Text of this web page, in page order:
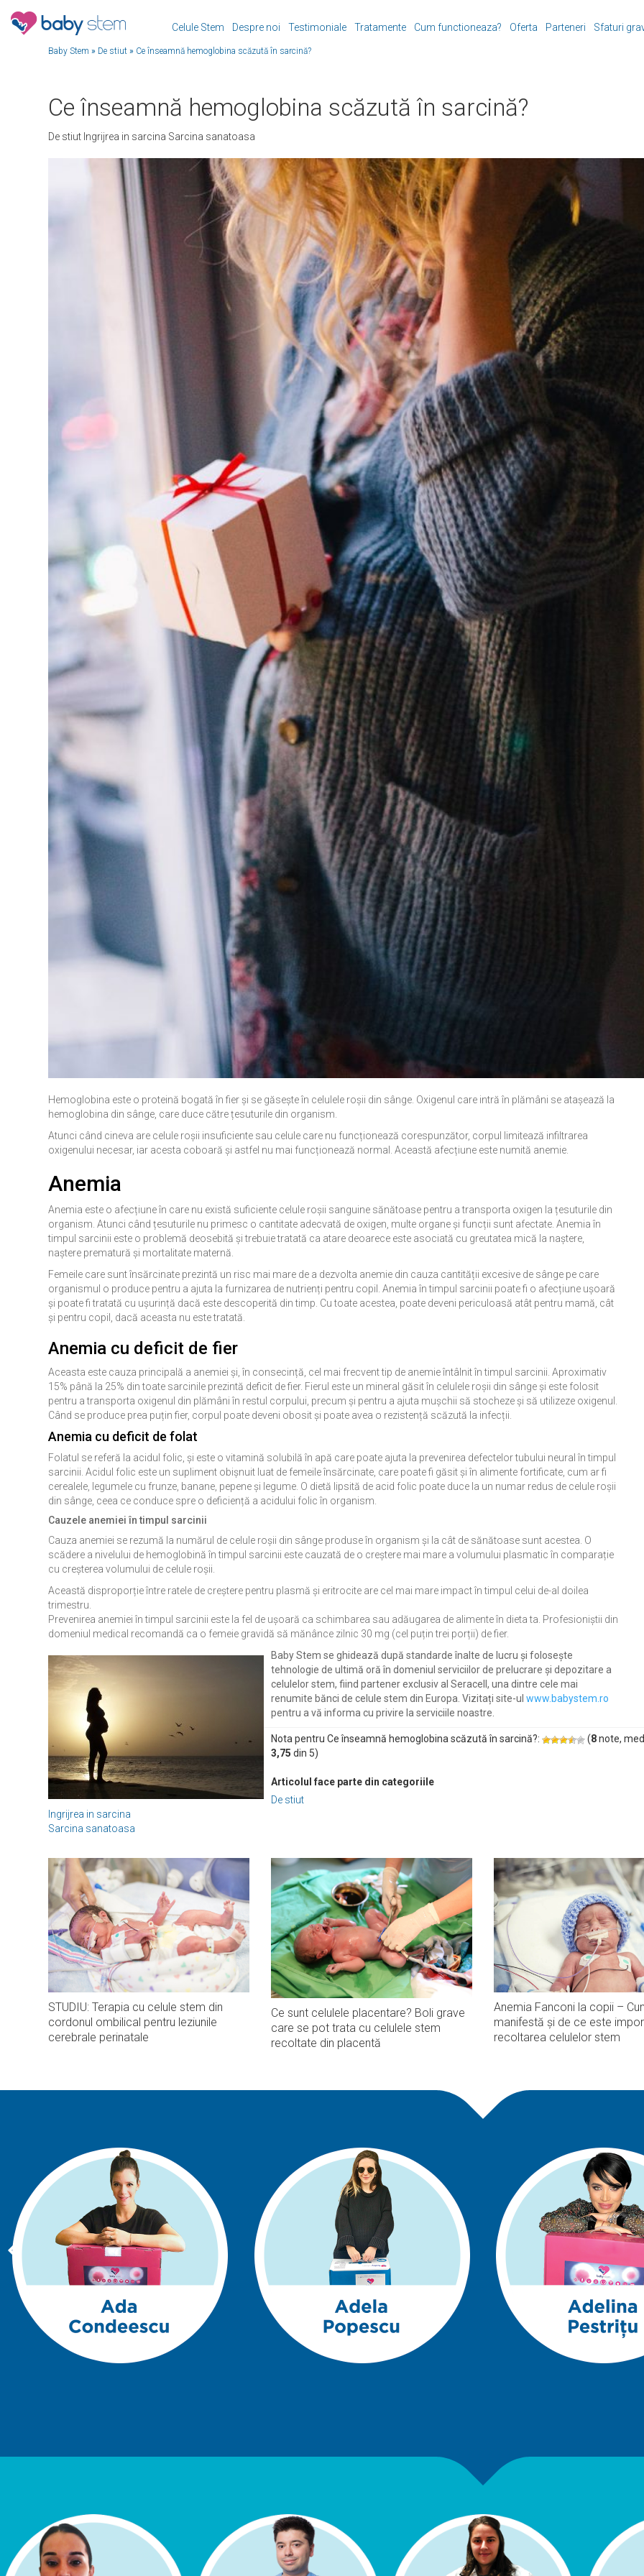
Celule Stem Despre noi Testimoniale Tratamente Cum functioneaza? Oferta Parteneri Sfaturi
Baby Stem » De stiut » Ce înseamnă hemoglobina scăzută în sarcină?
Ce înseamnă hemoglobina scăzută în sarcină?
De stiut Ingrijrea in sarcina Sarcina sanatoasa
Hemoglobina este o proteină bogată în fier și se găsește în celulele roșii din sânge. Oxigenul care intră în plămâni se atașează la
hemoglobina din sânge, care duce către țesuturile din organism.
Atunci când cineva are celule roșii insuficiente sau celule care nu funcționează corespunzător, corpul limitează infiltrarea
oxigenului necesar, iar acesta coboară și astfel nu mai funcționează normal. Această afecțiune este numită anemie.
Anemia
Anemia este o afecțiune în care nu există suficiente celule roșii sanguine sănătoase pentru a transporta oxigen la țesuturile din
organism. Atunci când țesuturile nu primesc o cantitate adecvată de oxigen, multe organe și funcții sunt afectate. Anemia în
timpul sarcinii este o problemă deosebită și trebuie tratată ca atare deoarece este asociată cu greutatea mică la naștere,
naștere prematură și mortalitate maternă.
Femeile care sunt însărcinate prezintă un risc mai mare de a dezvolta anemie din cauza cantității excesive de sânge pe care
organismul o produce pentru a ajuta la furnizarea de nutrienți pentru copil. Anemia în timpul sarcinii poate fi o afecțiune ușoară
și poate fi tratată cu ușurință dacă este descoperită din timp. Cu toate acestea, poate deveni periculoasă atât pentru mamă, cât
și pentru copil, dacă aceasta nu este tratată.
Anemia cu deficit de fier
Aceasta este cauza principală a anemiei și, în consecință, cel mai frecvent tip de anemie întâlnit în timpul sarcinii. Aproximativ
15% până la 25% din toate sarcinile prezintă deficit de fier. Fierul este un mineral găsit în celulele roșii din sânge și este folosit
pentru a transporta oxigenul din plămâni în restul corpului, precum și pentru a ajuta mușchii să stocheze și să utilizeze oxigenul.
Când se produce prea puțin fier, corpul poate deveni obosit și poate avea o rezistență scăzută la infecții.
Anemia cu deficit de folat
Folatul se referă la acidul folic, și este o vitamină solubilă în apă care poate ajuta la prevenirea defectelor tubului neural în timpul
sarcinii. Acidul folic este un supliment obișnuit luat de femeile însărcinate, care poate fi găsit și în alimente fortificate, cum ar fi
cerealele, legumele cu frunze, banane, pepene și legume. O dietă lipsită de acid folic poate duce la un numar redus de celule roșii
din sânge, ceea ce conduce spre o deficiență a acidului folic în organism.
Cauzele anemiei în timpul sarcinii
Cauza anemiei se rezumă la numărul de celule roșii din sânge produse în organism și la cât de sănătoase sunt acestea. O
scădere a nivelului de hemoglobină în timpul sarcinii este cauzată de o creștere mai mare a volumului plasmatic în comparație
cu creșterea volumului de celule roșii.
Această disproporție între ratele de creștere pentru plasmă și eritrocite are cel mai mare impact în timpul celui de-al doilea
trimestru.
Prevenirea anemiei în timpul sarcinii este la fel de ușoară ca schimbarea sau adăugarea de alimente în dieta ta. Profesioniștii din
domeniul medical recomandă ca o femeie gravidă să mănânce zilnic 30 mg (cel puțin trei porții) de fier.
Baby Stem se ghidează după standarde înalte de lucru și folosește
tehnologie de ultimă oră în domeniul serviciilor de prelucrare și depozitare a
celulelor stem, fiind partener exclusiv al Seracell, una dintre cele mai
renumite bănci de celule stem din Europa. Vizitați site-ul www.babystem.ro
pentru a vă informa cu privire la serviciile noastre.
Nota pentru Ce înseamnă hemoglobina scăzută în sarcină?: (8note,
3,75 din 5)
Articolul face parte din categoriile
De stiut
Ingrijrea in sarcina
Sarcina sanatoasa
STUDIU: Terapia cu celule stem din
cordonul ombilical pentru leziunile
cerebrale perinatale
Ce sunt celulele placentare? Boli grave
care se pot trata cu celulele stem
recoltate din placentă
Anemia Fanconi la copii –
manifestă și de ce este
recoltarea celulelor stem